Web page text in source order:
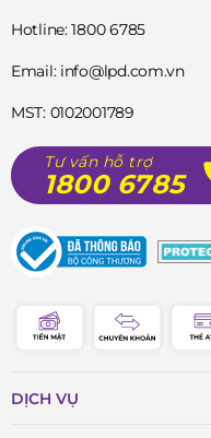
Nút chỉnh giờ mạ
Đáy kính phô diễn
trang trí với họa
Dây kim cao cấp
Kích thước:
Hotline: 1800 6785
Email: info@lpd.com.vn
MST: 0102001789
Tư vấn hỗ trợ
1800 6785
DỊCH VỤ